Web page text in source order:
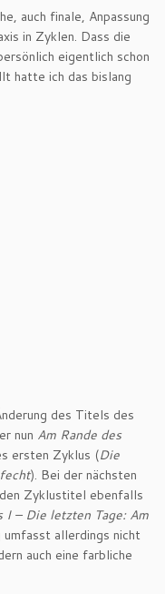
auch finale, Anpassung
in Zyklen. Dass die
eigentlich schon
hatte ich das bislang
des Titels des
nun Am Rande des
ersten Zyklus (Die
). Bei der nächsten
Zyklustitel ebenfalls
I – Die letzten Tage: Am
umfasst allerdings nicht
auch eine farbliche